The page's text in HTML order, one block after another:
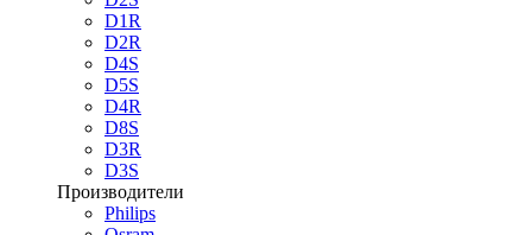
D1R
D2R
D4S
D5S
D4R
D8S
D3R
D3S
Производители
Philips